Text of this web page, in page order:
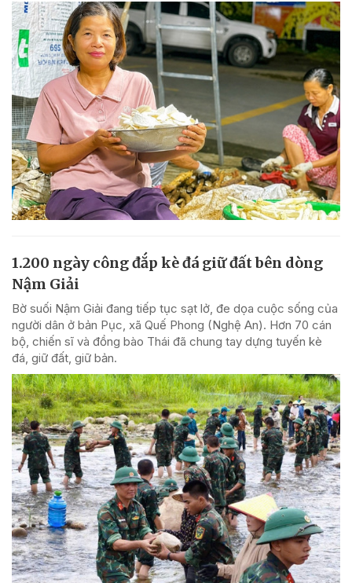
1.200 ngày công đắp kè đá giữ đất bên dòng
Nậm Giải
Bờ suối Nậm Giải đang tiếp tục sạt lở, đe dọa cuộc sống của
người dân ở bản Pục, xã Quế Phong (Nghệ An). Hơn 70 cán
bộ, chiến sĩ và đồng bào Thái đã chung tay dựng tuyến kè
đá, giữ đất, giữ bản.